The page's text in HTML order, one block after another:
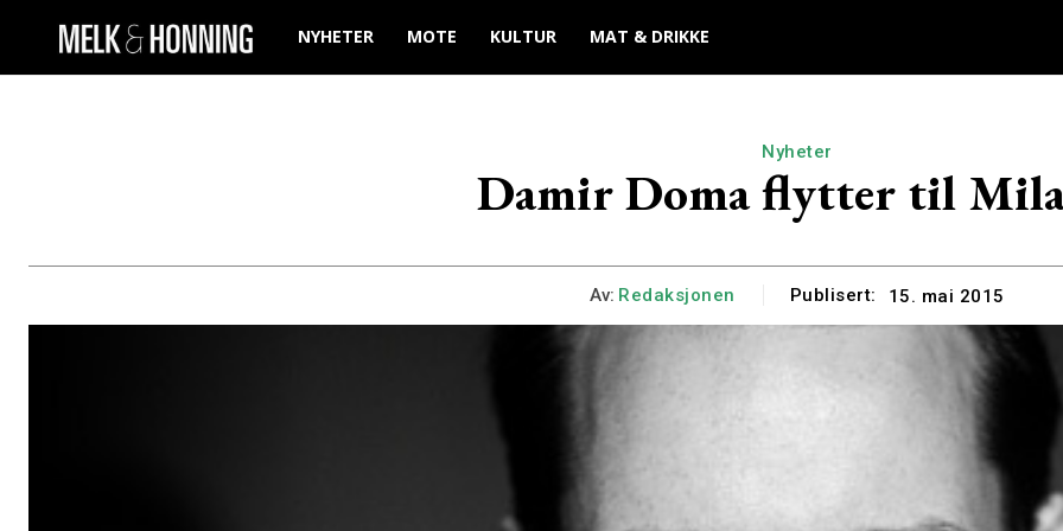
NYHETER MOTE KULTUR MAT & DRIKKE
Nyheter
Damir Doma flytter til
Av: Redaksjonen Publisert: 15. mai 2015